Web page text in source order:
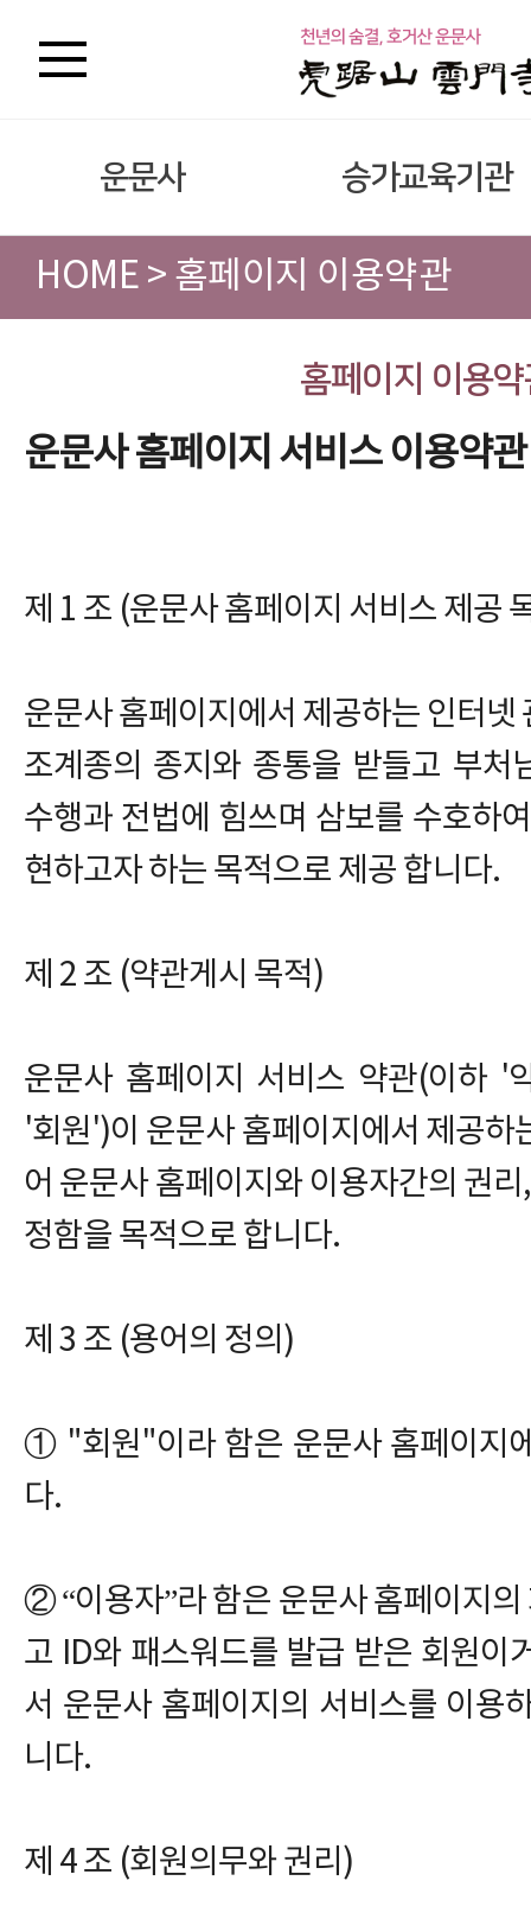
운문사 승가교육기관
HOME > 홈페이지 이용약관
홈페이지 이용
운문사 홈페이지 서비스 이용약관
제 1 조 (운문사 홈페이지 서비스 제공
운문사 홈페이지에서 제공하는 인터넷
조계종의 종지와 종통을 받들고 부처
수행과 전법에 힘쓰며 삼보를 수호하
현하고자 하는 목적으로 제공 합니다.
제 2 조 (약관게시 목적)
운문사 홈페이지 서비스 약관(이하 '
'회원')이 운문사 홈페이지에서 제공하
어 운문사 홈페이지와 이용자간의 권
정함을 목적으로 합니다.
제 3 조 (용어의 정의)
① "회원"이라 함은 운문사 홈페이지
다.
② “이용자”라 함은 운문사 홈페이지
고 ID와 패스워드를 발급 받은 회원이
서 운문사 홈페이지의 서비스를 이용
니다.
제 4 조 (회원의무와 권리)